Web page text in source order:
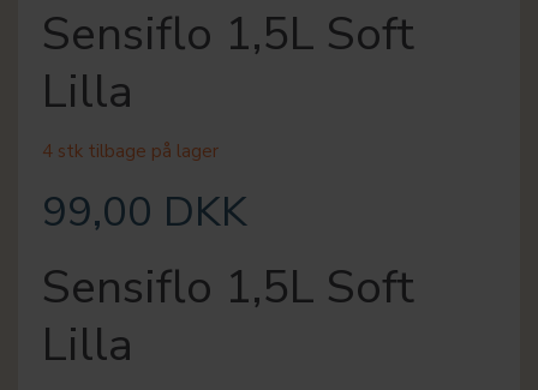
Sensiflo 1,5L Soft
Lilla
4 stk tilbage på lager
99,00 DKK
Sensiflo 1,5L Soft
Lilla